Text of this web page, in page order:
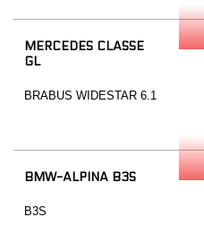
MERCEDES CLASSE
GL
BRABUS WIDESTAR 6.1
BMW-ALPINA B3S
B3S